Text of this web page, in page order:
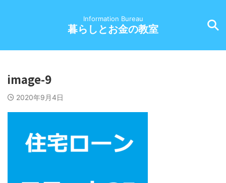
Information Bureau
暮らしとお金の教室
image-9
2020年9月4日